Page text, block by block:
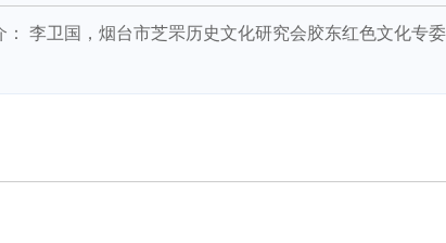
： 李卫国，烟台市芝罘历史文化研究会胶东红色文化专